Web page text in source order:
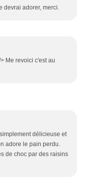
devrai adorer, merci.
Me revoici c'est au
délicieuse et
adore le pain perdu.
de choc par des raisins